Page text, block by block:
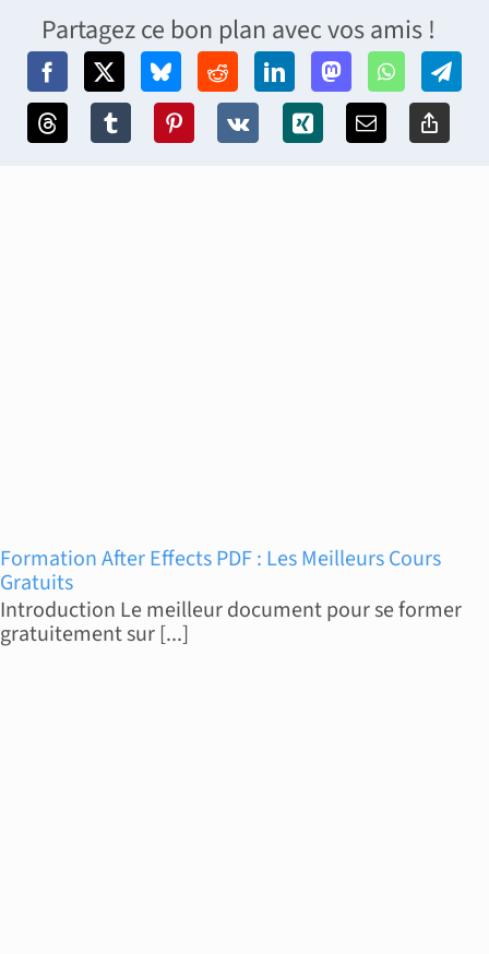
Partagez ce bon plan avec vos amis !
Formation After Effects PDF : Les Meilleurs Cours
Gratuits
Introduction Le meilleur document pour se former
gratuitement sur [...]